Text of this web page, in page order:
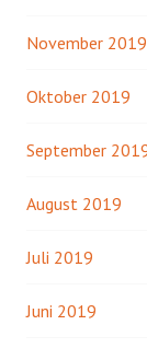
November 2019
Oktober 2019
September
August 2019
Juli 2019
Juni 2019